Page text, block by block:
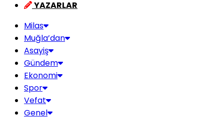
YAZARLAR
Milas
Muğla’dan
Asayiş
Gündem
Ekonomi
Spor
Vefat
Genel